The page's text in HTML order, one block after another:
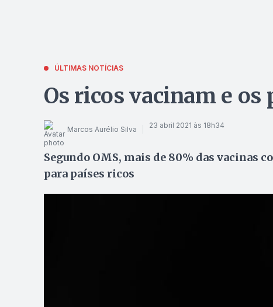
ÚLTIMAS NOTÍCIAS
Os ricos vacinam e os
Marcos Aurélio Silva 23 abril 2021 às 18h34
Segundo OMS, mais de 80% das vacinas
para países ricos